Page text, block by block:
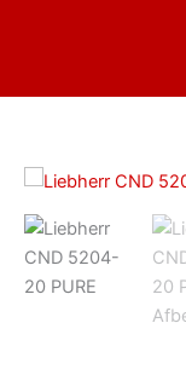
inhoud
Liebherr
5204-
20
aantal